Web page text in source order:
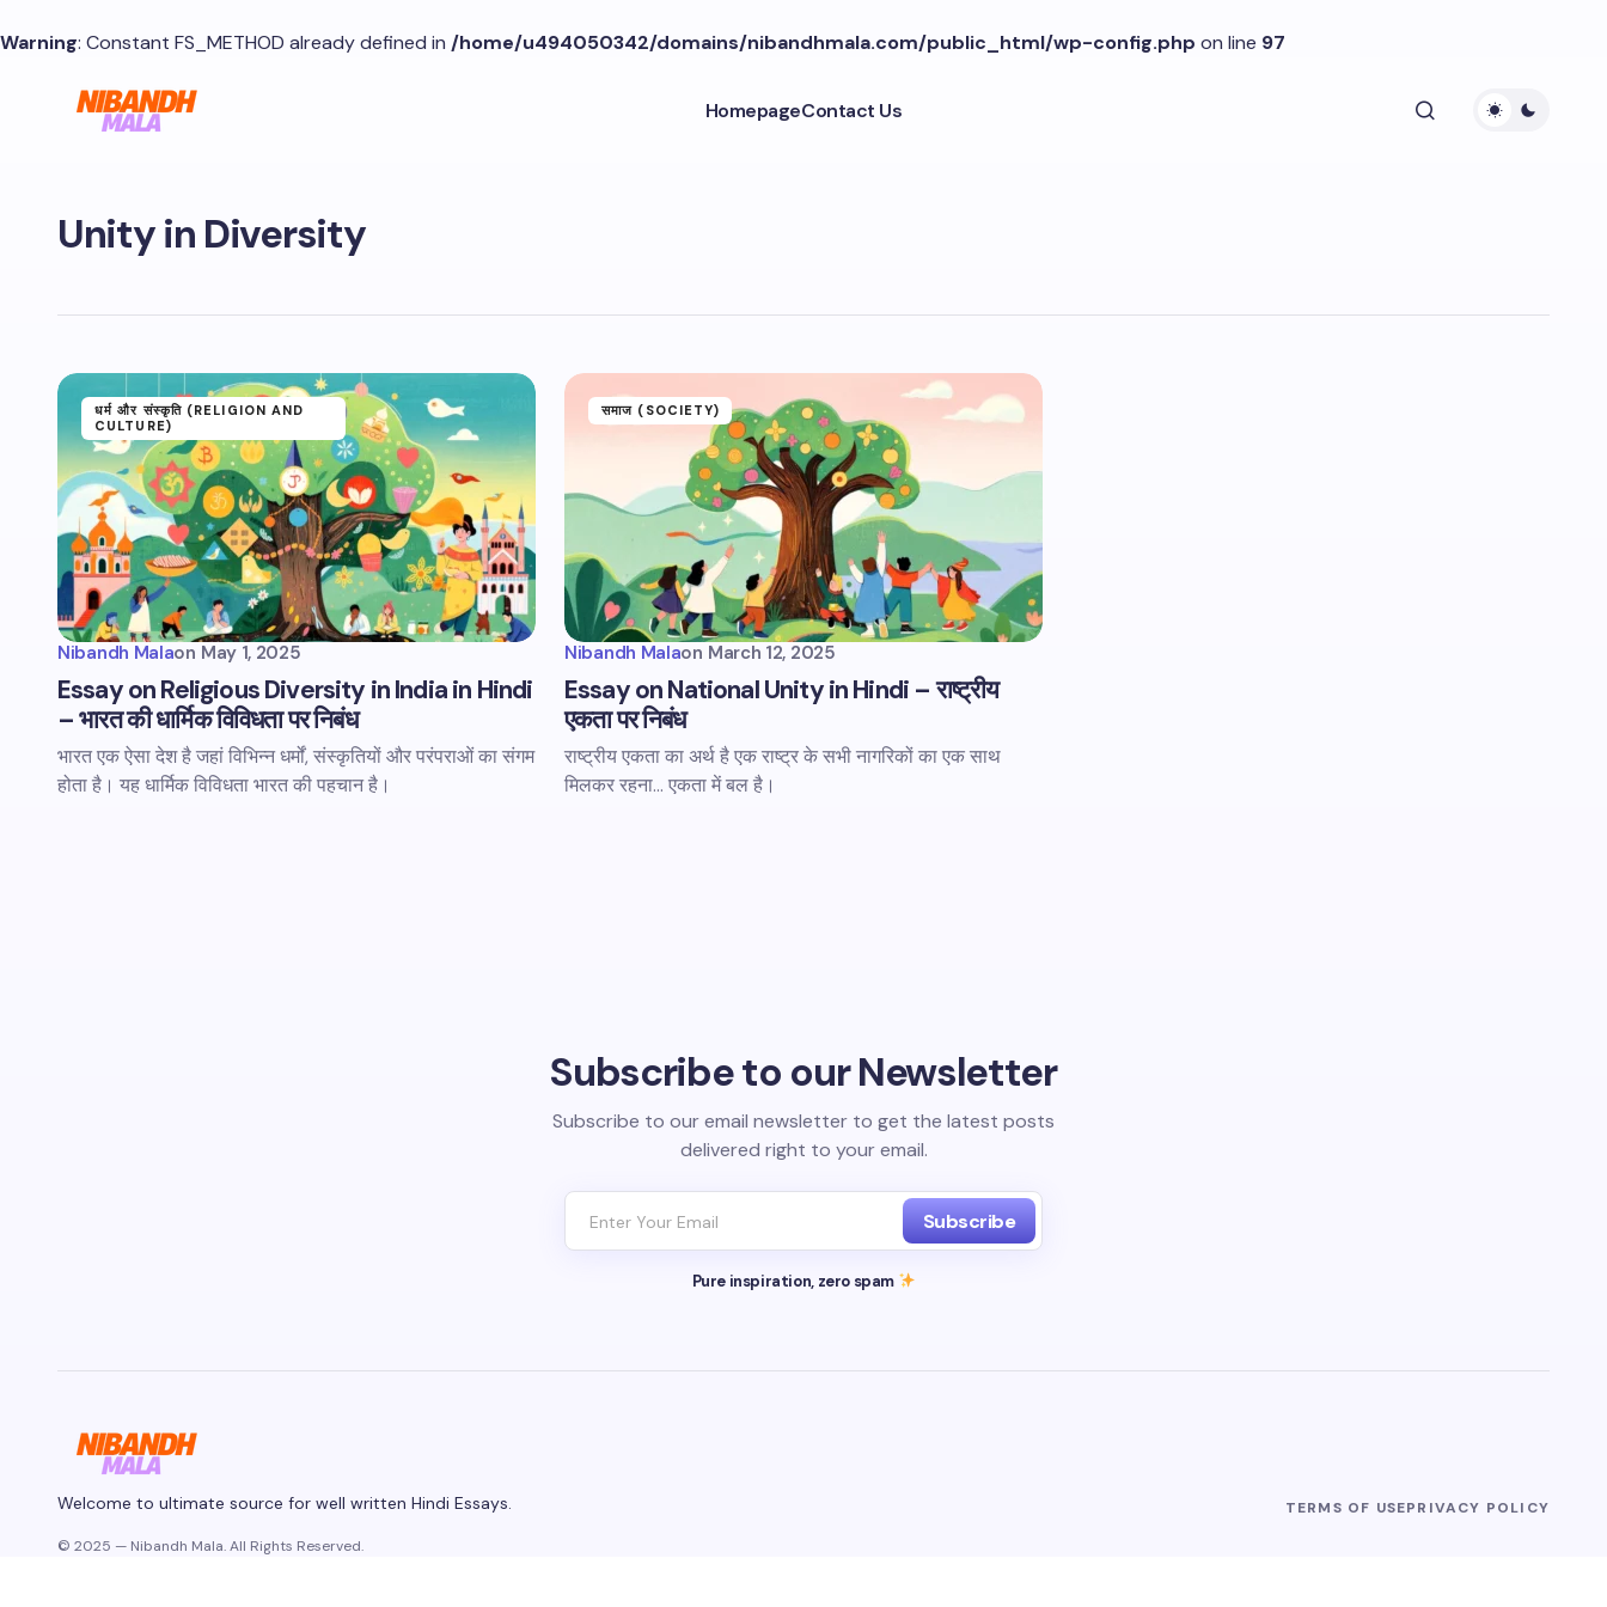
Warning: Constant FS_METHOD already defined in /home/u494050342/domains/nibandhmala.com/public_html/wp-config.php on line 97
HomepageContact Us
Unity in Diversity
धर्म और संस्कृति (RELIGION AND
CULTURE)
Nibandh Malaon May 1, 2025
Essay on Religious Diversity in India in Hindi
– भारत की धार्मिक विविधता पर निबंध
भारत एक ऐसा देश है जहां विभिन्न धर्मों, संस्कृतियों और परंपराओं का संगम
होता है। यह धार्मिक विविधता भारत की पहचान है।
समाज (SOCIETY)
Nibandh Malaon March 12, 2025
Essay on National Unity in Hindi – राष्ट्रीय
एकता पर निबंध
राष्ट्रीय एकता का अर्थ है एक राष्ट्र के सभी नागरिकों का एक साथ
मिलकर रहना... एकता में बल है।
Subscribe to our Newsletter
Subscribe to our email newsletter to get the latest posts
delivered right to your email.
Subscribe
Pure inspiration, zero spam
Welcome to ultimate source for well written Hindi Essays. TERMS OF USEPRIVACY POLICY
© 2025 — Nibandh Mala. All Rights Reserved.